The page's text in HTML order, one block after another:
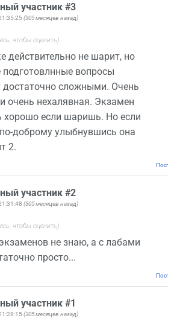
участник #3
(305 месяцев назад)
чтобы оценить)
действительно не шарит, но
подготовлнные вопросы
сложными. Очень
очень нехалявная. Экзамен
хорошо если шаришь. Но если
по-доброму улыбнувшись она
2.
участник #2
(305 месяцев назад)
чтобы оценить)
не знаю, а с лабами
просто...
участник #1
(305 месяцев назад)